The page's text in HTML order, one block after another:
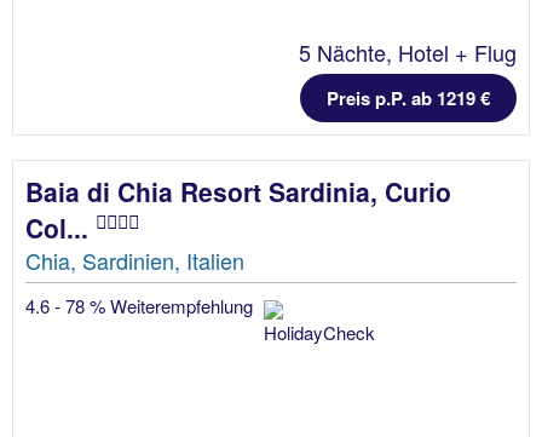
5 Nächte, Hotel + Flug
Preis p.P. ab 1219 €
Baia di Chia Resort Sardinia, Curio
Col...
Chia, Sardinien, Italien
4.6 - 78 % Weiterempfehlung